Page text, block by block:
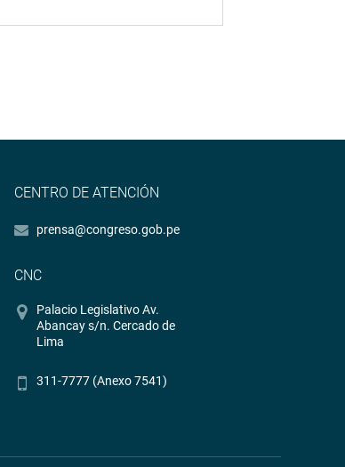
CENTRO DE ATENCIÓN
prensa@congreso.gob.pe
CNC
Palacio Legislativo Av.
Abancay s/n. Cercado de
Lima
311-7777 (Anexo 7541)